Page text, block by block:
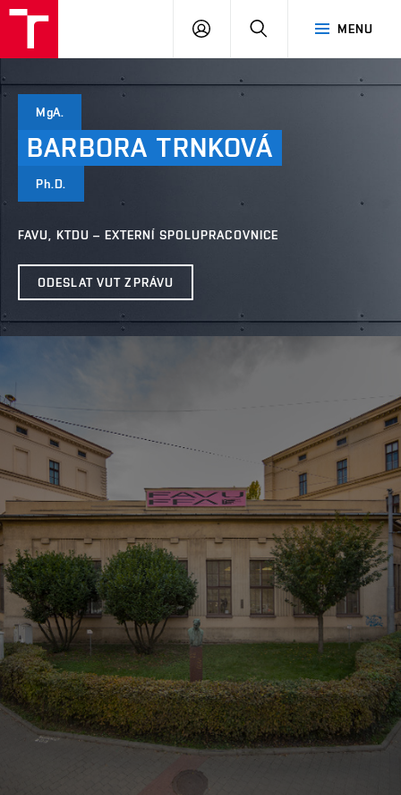
MENU
PŘIHLÁSIT
MgA.
BARBORA TRNKOVÁ
Ph.D.
FAVU, KTDU – EXTERNÍ SPOLUPRACOVNICE
ODESLAT VUT ZPRÁVU